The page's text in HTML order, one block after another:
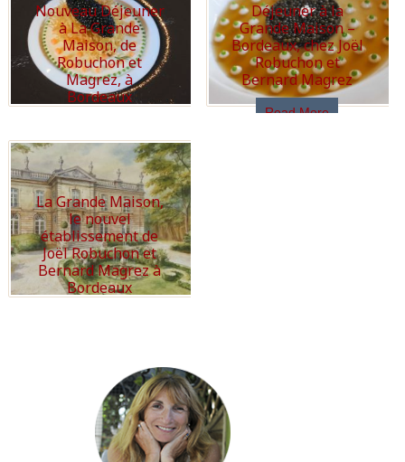
Nouveau Déjeuner
à La Grande
Maison, de
Robuchon et
Magrez, à
Bordeaux
Déjeuner à la
Grande Maison –
Bordeaux, chez Joël
Robuchon et
Bernard Magrez
Read More
La Grande Maison,
le nouvel
établissement de
Joël Robuchon et
Bernard Magrez à
Bordeaux